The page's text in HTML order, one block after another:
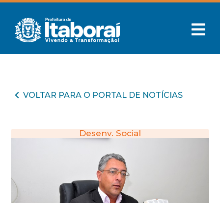
VOLTAR PARA O PORTAL DE NOTÍCIAS
Desenv. Social